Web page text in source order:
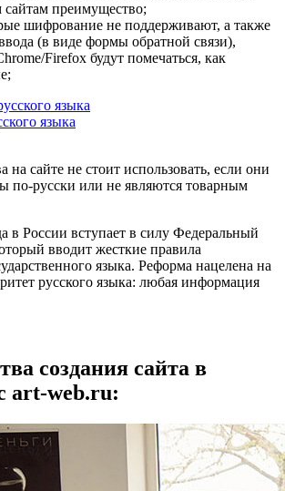
сайтам преимущество;
шифрование не поддерживают, а также
(в виде формы обратной связи),
Firefox будут помечаться, как
языка
на сайте не стоит использовать, если они
по-русски или не являются товарным
в России вступает в силу Федеральный
вводит жесткие правила
языка. Реформа нацелена на
русского языка: любая информация
создания сайта в
art-web.ru: